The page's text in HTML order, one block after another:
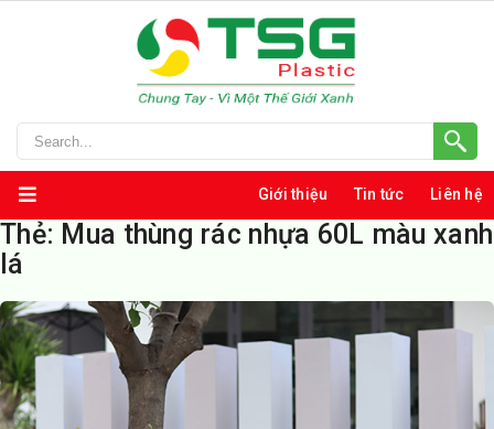
Giới thiệu Tin tức Liên hệ
Thẻ: Mua thùng rác nhựa 60L màu xanh
lá